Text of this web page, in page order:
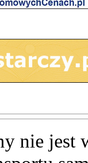
nie jest